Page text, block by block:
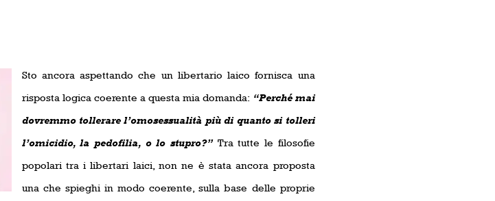
Sto ancora aspettando che un libertario laico fornisca una
risposta logica coerente a questa mia domanda:“Perché mai
dovremmo tollerare l’omosessualità più di quanto si tolleri
l’omicidio, la pedofilia, o lo stupro?” Tra tutte le filosofie
popolari tra i libertari laici, non ne è stata ancora proposta
una che spieghi in modo coerente, sulla base delle proprie